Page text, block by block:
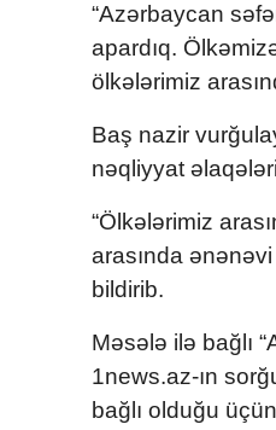
“Azərbaycan
apardıq.
ölkələrimiz
Baş nazir
nəqliyyat
“Ölkələrimiz
arasında
bildirib.
Məsələ ilə bağlı
1news.az-ın
bağlı olduğu